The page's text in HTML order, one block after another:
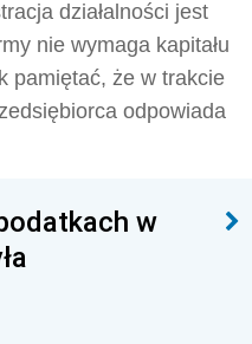
działalności jest
nie wymaga kapitału
pamiętać, że w trakcie
odpowiada
w